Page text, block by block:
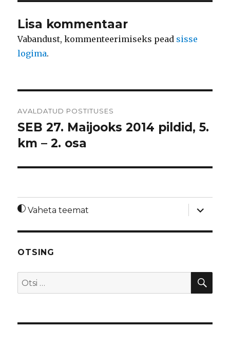
Lisa kommentaar
Vabandust, kommenteerimiseks pead sisse
logima.
AVALDATUD POSTITUSES
SEB 27. Maijooks 2014 pildid, 5.
km – 2. osa
Vaheta teemat
laienda
OTSING
Otsi: